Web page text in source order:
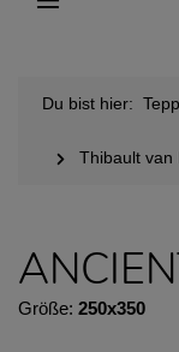
Du bist hier:
Thibault van
Größe: 250x350